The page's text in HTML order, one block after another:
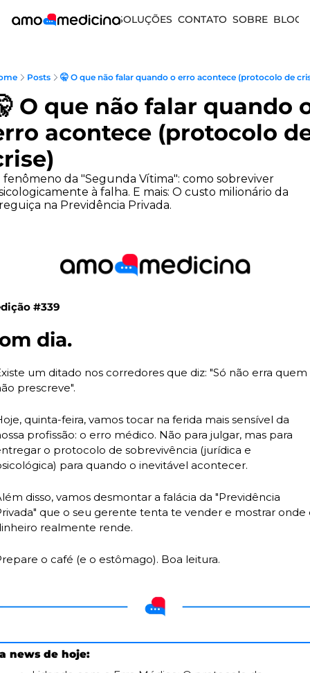
SOLUÇÕES CONTATO SOBRE BLOG
Posts 🤫 O que não falar quando o erro acontece (protocolo de
O que não falar quando
acontece (protocolo
fenômeno da "Segunda Vítima": como sobreviver
à falha. E mais: O custo milionário da
na Previdência Privada.
#339
dia.
um ditado nos corredores que diz: "Só não erra quem
prescreve".
quinta-feira, vamos tocar na ferida mais sensível da
profissão: o erro médico. Não para julgar, mas para
o protocolo de sobrevivência (jurídica e
para quando o inevitável acontecer.
disso, vamos desmontar a falácia da "Previdência
que o seu gerente tenta te vender e mostrar onde
realmente rende.
o café (e o estômago). Boa leitura.
news de hoje: